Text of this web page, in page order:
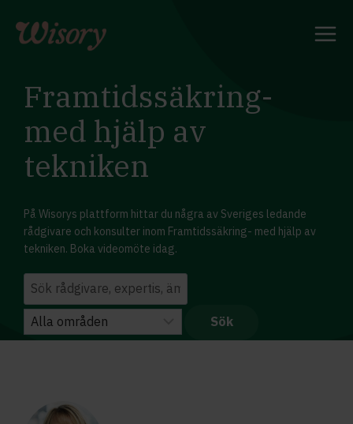
content
Framtidssäkring-
med hjälp av
tekniken
På Wisorys plattform hittar du några av Sveriges ledande
rådgivare och konsulter inom Framtidssäkring- med hjälp av
tekniken. Boka videomöte idag.